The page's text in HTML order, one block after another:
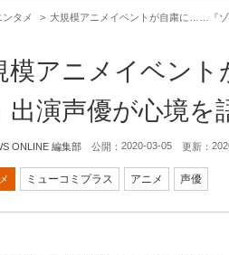
ンタメ 大規模アニメイベントが自粛に……『
模アニメイベン
出演声優が心境を
ONLINE 編集部 公開： 2020-03-05 更新：
ミューコミプラス アニメ 声優